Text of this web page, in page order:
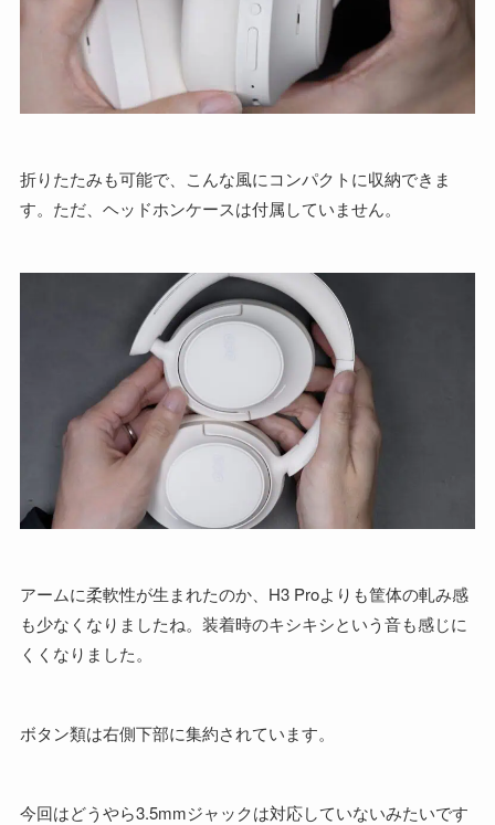
折りたたみも可能で、こんな風にコンパクトに収納できま
す。ただ、ヘッドホンケースは付属していません。
アームに柔軟性が生まれたのか、H3 Proよりも筐体の軋み感
も少なくなりましたね。装着時のキシキシという音も感じに
くくなりました。
ボタン類は右側下部に集約されています。
今回はどうやら3.5mmジャックは対応していないみたいです